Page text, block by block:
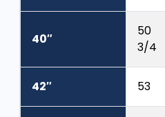
40″
50
3/4
42″ 53